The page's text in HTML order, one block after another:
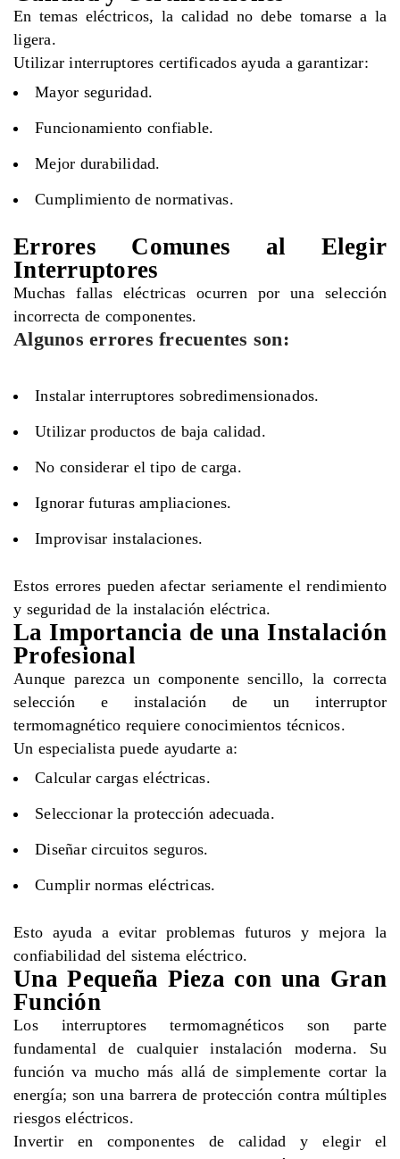
En temas eléctricos, la calidad no debe tomarse a la
ligera.
Utilizar interruptores certificados ayuda a garantizar:
Mayor seguridad.
Funcionamiento confiable.
Mejor durabilidad.
Cumplimiento de normativas.
Errores Comunes al Elegir
Interruptores
Muchas fallas eléctricas ocurren por una selección
incorrecta de componentes.
Algunos errores frecuentes son:
Instalar interruptores sobredimensionados.
Utilizar productos de baja calidad.
No considerar el tipo de carga.
Ignorar futuras ampliaciones.
Improvisar instalaciones.
Estos errores pueden afectar seriamente el rendimiento
y seguridad de la instalación eléctrica.
La Importancia de una Instalación
Profesional
Aunque parezca un componente sencillo, la correcta
selección e instalación de un interruptor
termomagnético requiere conocimientos técnicos.
Un especialista puede ayudarte a:
Calcular cargas eléctricas.
Seleccionar la protección adecuada.
Diseñar circuitos seguros.
Cumplir normas eléctricas.
Esto ayuda a evitar problemas futuros y mejora la
confiabilidad del sistema eléctrico.
Una Pequeña Pieza con una Gran
Función
Los interruptores termomagnéticos son parte
fundamental de cualquier instalación moderna. Su
función va mucho más allá de simplemente cortar la
energía; son una barrera de protección contra múltiples
riesgos eléctricos.
Invertir en componentes de calidad y elegir el